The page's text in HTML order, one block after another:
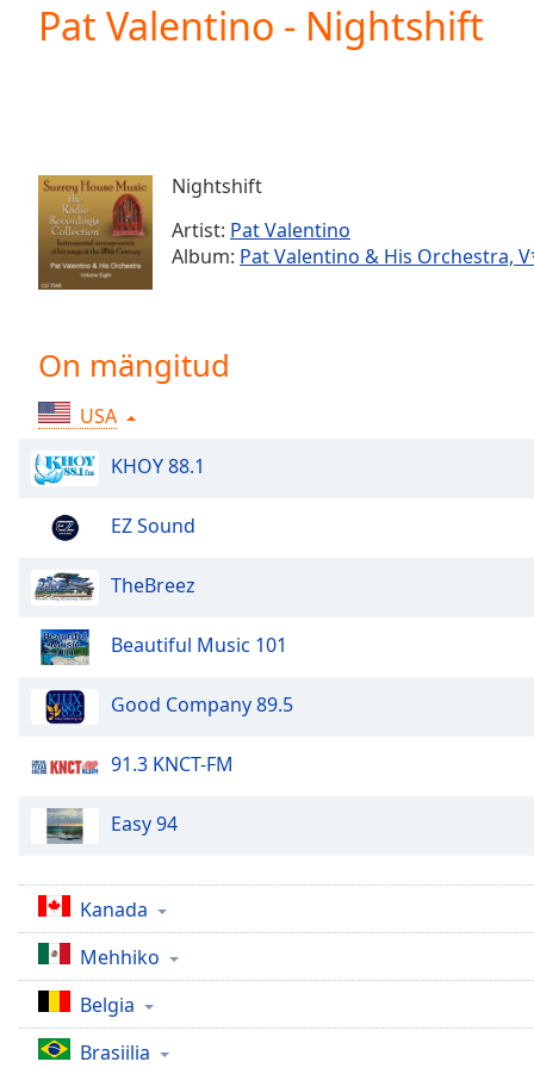
Current
Time0:00
Stream
LIVE
Seek to
live,
currently
Time-
Playback
Chapters
Chapters
Descriptions
off,
selected
Subtitles
subtitles
settings
subtitles
settings
dialog
subtitles
off
selected
Pat Valentino - Nightshift
Nightshift
Artist: Pat Valentino
Album: Pat Valentino & His Orchestra,
On mängitud
USA
KHOY 88.1
EZ Sound
TheBreez
Beautiful Music 101
Good Company 89.5
91.3 KNCT-FM
Easy 94
Kanada
Mehhiko
Belgia
Brasiilia